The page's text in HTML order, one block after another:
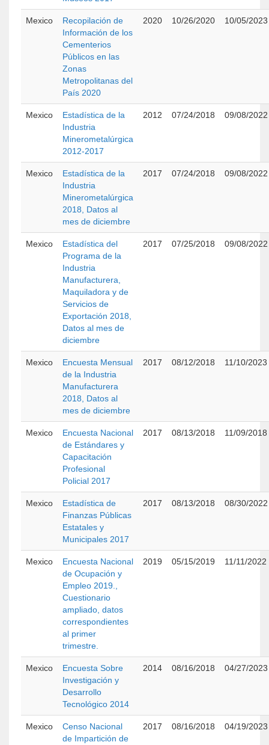
Mexico
Recopilación de
Información de los
Cementerios
Públicos en las
Zonas
Metropolitanas del
País 2020
2020 10/26/2020 10/05/2023
Mexico
Estadística de la
Industria
Minerometalúrgica
2012-2017
2012 07/24/2018 09/08/2022
Mexico
Estadística de la
Industria
Minerometalúrgica
2018, Datos al
mes de diciembre
2017 07/24/2018 09/08/2022
Mexico
Estadística del
Programa de la
Industria
Manufacturera,
Maquiladora y de
Servicios de
Exportación 2018,
Datos al mes de
diciembre
2017 07/25/2018 09/08/2022
Mexico
Encuesta Mensual
de la Industria
Manufacturera
2018, Datos al
mes de diciembre
2017 08/12/2018 11/10/2023
Mexico
Encuesta Nacional
de Estándares y
Capacitación
Profesional
Policial 2017
2017 08/13/2018 11/09/2018
Mexico
Estadística de
Finanzas Públicas
Estatales y
Municipales 2017
2017 08/13/2018 08/30/2022
Mexico
Encuesta Nacional
de Ocupación y
Empleo 2019.,
Cuestionario
ampliado, datos
correspondientes
al primer
trimestre.
2019 05/15/2019 11/11/2022
Mexico
Encuesta Sobre
Investigación y
Desarrollo
Tecnológico 2014
2014 08/16/2018 04/27/2023
Mexico
Censo Nacional
de Impartición de
2017 08/16/2018 04/19/2023